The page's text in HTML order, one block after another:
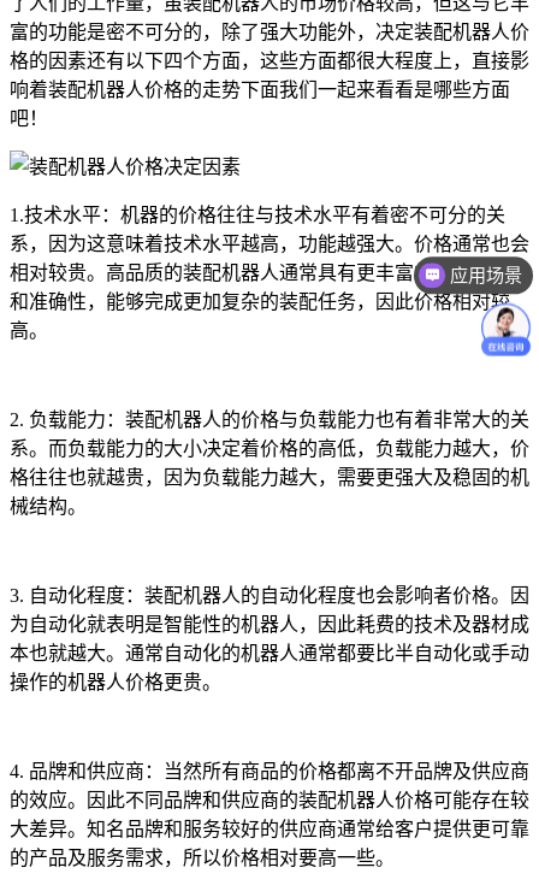
富的功能是密不可分的，除了强大功能外，决定装配机器人价
格的因素还有以下四个方面，这些方面都很大程度上，直接影
响着装配机器人价格的走势下面我们一起来看看是哪些方面
吧！
1.技术水平：机器的价格往往与技术水平有着密不可分的关
系，因为这意味着技术水平越高，功能越强大。价格通常也会
相对较贵。高品质的装配机器人通常具有更丰富的自动化功能
和准确性，能够完成更加复杂的装配任务，因此价格相对较
高。
2. 负载能力：装配机器人的价格与负载能力也有着非常大的关
系。而负载能力的大小决定着价格的高低，负载能力越大，价
格往往也就越贵，因为负载能力越大，需要更强大及稳固的机
械结构。
3. 自动化程度：装配机器人的自动化程度也会影响者价格。因
为自动化就表明是智能性的机器人，因此耗费的技术及器材成
本也就越大。通常自动化的机器人通常都要比半自动化或手动
操作的机器人价格更贵。
4. 品牌和供应商：当然所有商品的价格都离不开品牌及供应商
的效应。因此不同品牌和供应商的装配机器人价格可能存在较
大差异。知名品牌和服务较好的供应商通常给客户提供更可靠
的产品及服务需求，所以价格相对要高一些。
应用场景